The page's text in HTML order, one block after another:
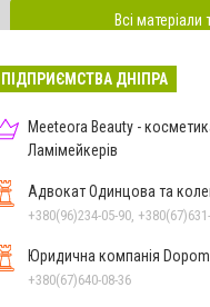
Всі матеріали
ПІДПРИЄМСТВА ДНІПРА
Meeteora Beauty -
Ламімейкерів
Адвокат Одинцова та
+380(96)234-05-90,
Юридична компанія
+380(67)640-08-36